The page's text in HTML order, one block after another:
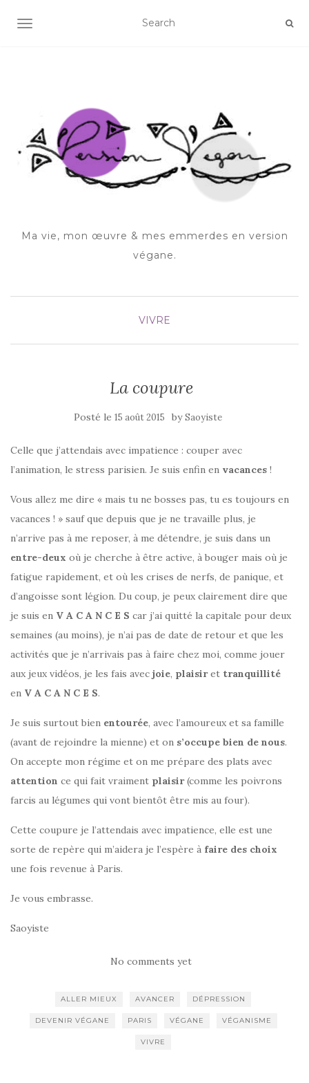
OUVRIR/FERMER LA NAVIGATION
Ma vie, mon œuvre & mes emmerdes en version
végane.
VIVRE
La coupure
Posté le 15 août 2015 bySaoyiste
Celle que j’attendais avec impatience : couper avec
l’animation, le stress parisien. Je suis enfin en vacances !
Vous allez me dire « mais tu ne bosses pas, tu es toujours en
vacances ! » sauf que depuis que je ne travaille plus, je
n’arrive pas à me reposer, à me détendre, je suis dans un
entre-deux où je cherche à être active, à bouger mais où je
fatigue rapidement, et où les crises de nerfs, de panique, et
d’angoisse sont légion. Du coup, je peux clairement dire que
je suis en V A C A N C E S car j’ai quitté la capitale pour deux
semaines (au moins), je n’ai pas de date de retour et que les
activités que je n’arrivais pas à faire chez moi, comme jouer
aux jeux vidéos, je les fais avec joie, plaisiret tranquillité
en V A C A N C E S.
Je suis surtout bien entourée, avec l’amoureux et sa famille
(avant de rejoindre la mienne) et on s’occupe bien de nous.
On accepte mon régime et on me prépare des plats avec
attention ce qui fait vraiment plaisir(comme les poivrons
farcis au légumes qui vont bientôt être mis au four).
Cette coupure je l’attendais avec impatience, elle est une
sorte de repère qui m’aidera je l’espère à faire des choix
une fois revenue à Paris.
Je vous embrasse.
Saoyiste
No comments yet
ALLER MIEUX AVANCER DÉPRESSION
DEVENIR VÉGANE PARIS VÉGANE VÉGANISME
VIVRE